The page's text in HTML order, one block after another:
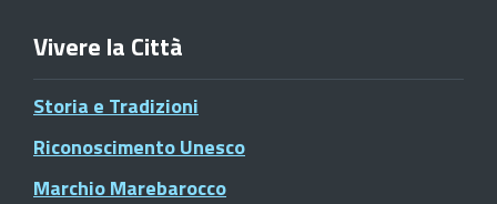
Vivere la Città
Storia e Tradizioni
Riconoscimento Unesco
Marchio Marebarocco